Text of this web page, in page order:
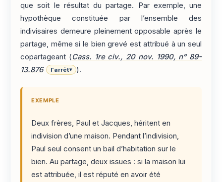
que soit le résultat du partage. Par exemple, une
hypothèque constituée par l’ensemble des
indivisaires demeure pleinement opposable après le
partage, même si le bien grevé est attribué à un seul
copartageant (Cass. 1re civ., 20 nov. 1990, n° 89-
13.876
l'arrêt▾ ).
EXEMPLE
Deux frères, Paul et Jacques, héritent en
indivision d’une maison. Pendant l’indivision,
Paul seul consent un bail d’habitation sur le
bien. Au partage, deux issues : si la maison lui
est attribuée, il est réputé en avoir été